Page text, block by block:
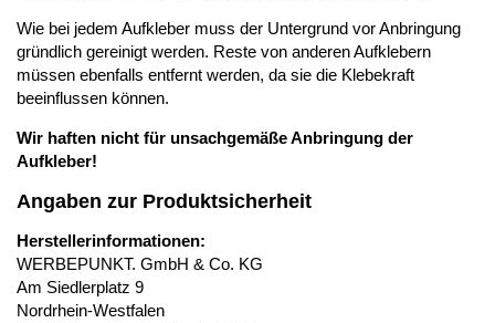
Wie bei jedem Aufkleber muss der Untergrund vor Anbringung
gründlich gereinigt werden. Reste von anderen Aufklebern
müssen ebenfalls entfernt werden, da sie die Klebekraft
beeinflussen können.
Wir haften nicht für unsachgemäße Anbringung der
Aufkleber!
Angaben zur Produktsicherheit
Herstellerinformationen:
WERBEPUNKT. GmbH & Co. KG
Am Siedlerplatz 9
Nordrhein-Westfalen